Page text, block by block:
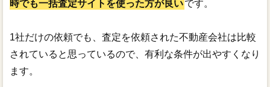
時でも一括査定サイトを使った方が良いです。
1社だけの依頼でも、査定を依頼された不動産会社は比較
されていると思っているので、有利な条件が出やすくなり
ます。